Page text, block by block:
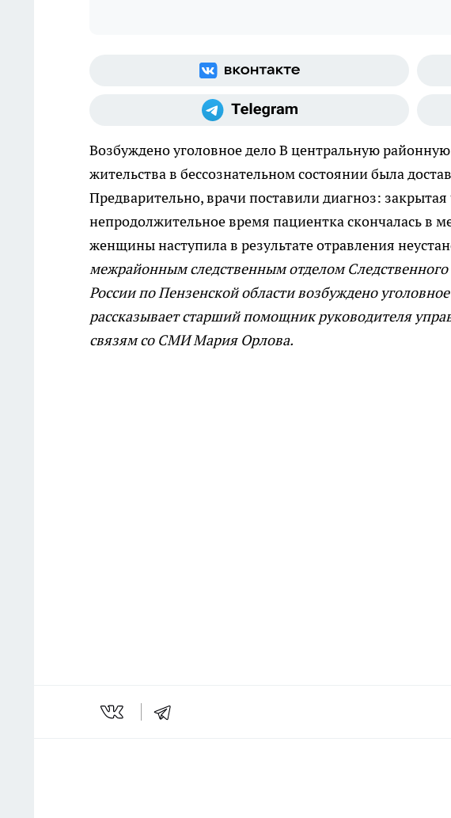
Возбуждено уголовное делоВ центральную районную
жительства в бессознательном состоянии была
Предварительно, врачи поставили диагноз:
непродолжительное время пациентка скончалась в
женщины наступила в результате отравления
межрайонным следственным отделом
России по Пензенской области возбуждено
рассказывает старший помощник руководителя
связям со СМИ Мария Орлова.